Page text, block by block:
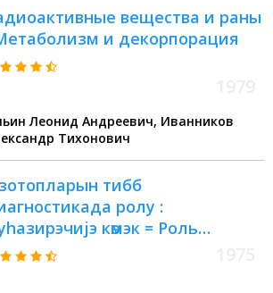
вещества и раны
и декорпорация
Леонид Андреевич, Иванников
Тихонович
тибб
ролу :
көмэк = Роль
в медицинской